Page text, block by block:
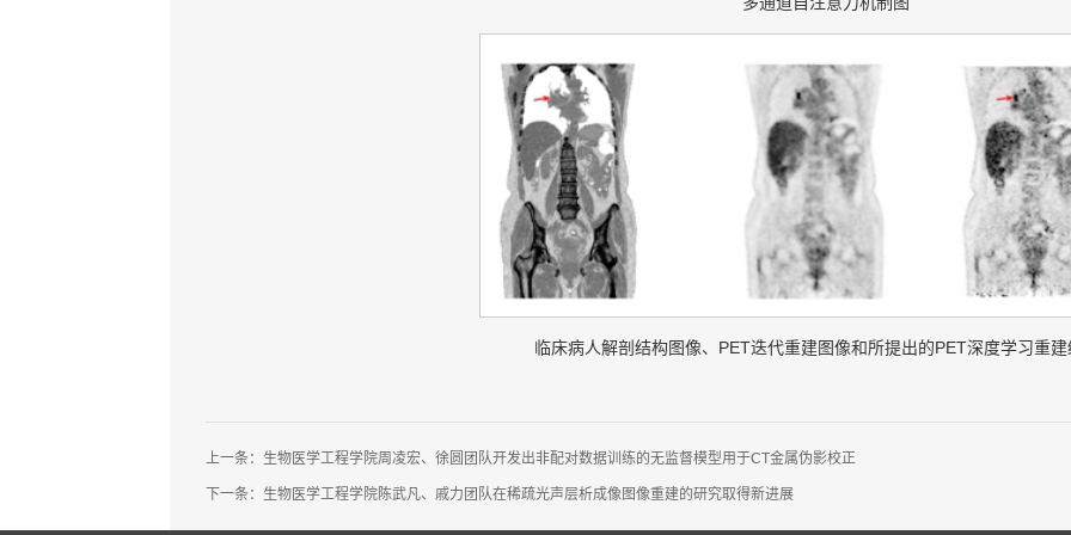
临床病人解剖结构图像、PET迭代重建图像和所提出的PET深度学习重
上一条： 生物医学工程学院周凌宏、徐圆团队开发出非配对数据训练的无监督模型用于CT金属伪影校正
下一条： 生物医学工程学院陈武凡、戚力团队在稀疏光声层析成像图像重建的研究取得新进展